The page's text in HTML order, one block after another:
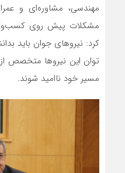
مهندسی، مشاوره‌ای و
مشکلات پیش روی
کرد: نیروهای جوان باید
توان این نیروها متخصص
مسیر خود ناامید شوند.